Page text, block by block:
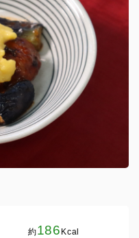
約186 Kcal